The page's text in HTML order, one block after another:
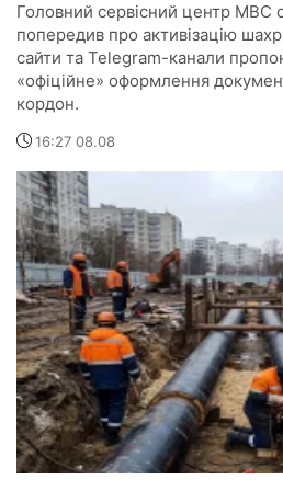
Головний сервісний центр МВС
попередив про активізацію
сайти та Telegram-канали
«офіційне» оформлення
кордон.
16:27 08.08